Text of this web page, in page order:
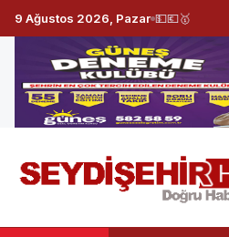
9 Ağustos 2026, Pazar 💵💶🥇